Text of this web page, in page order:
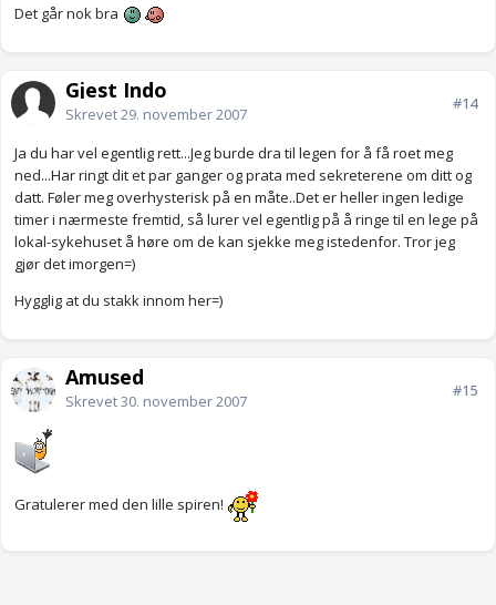
Det går nok bra
Gjest Indo
Skrevet29. november 2007
#14
Ja du har vel egentlig rett...Jeg burde dra til legen for å få roet meg
ned...Har ringt dit et par ganger og prata med sekreterene om ditt og
datt. Føler meg overhysterisk på en måte..Det er heller ingen ledige
timer i nærmeste fremtid, så lurer vel egentlig på å ringe til en lege på
lokal-sykehuset å høre om de kan sjekke meg istedenfor. Tror jeg
gjør det imorgen=)
Hygglig at du stakk innom her=)
Amused
Skrevet30. november 2007
#15
Gratulerer med den lille spiren!